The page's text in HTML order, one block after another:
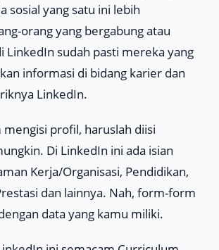
sosial yang satu ini lebih
orang yang bergabung atau
LinkedIn sudah pasti mereka yang
informasi di bidang karier dan
LinkedIn.
profil, haruslah diisi
Di LinkedIn ini ada isian
Kerja/Organisasi, Pendidikan,
dan lainnya. Nah, form-form
data yang kamu miliki.